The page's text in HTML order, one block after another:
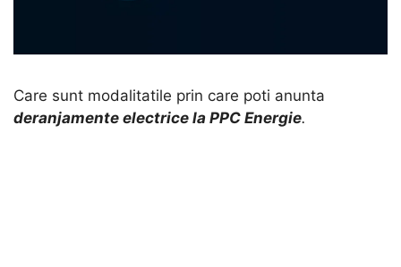
Care sunt modalitatile prin care poti anunta
deranjamente electrice la PPC Energie.